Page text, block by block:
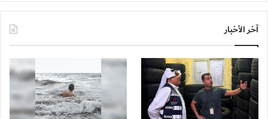
آخر الأخبار